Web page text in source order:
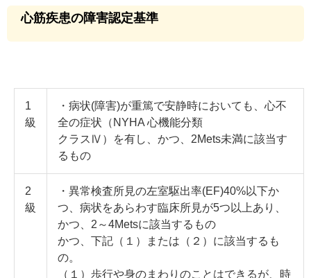
心筋疾患の障害認定基準
1
級
・病状(障害)が重篤で安静時においても、心不
全の症状（NYHA 心機能分類
クラスⅣ）を有し、かつ、2Mets未満に該当す
るもの
2
級
・異常検査所見の左室駆出率(EF)40%以下か
つ、病状をあらわす臨床所見が5つ以上あり、
かつ、2～4Metsに該当するもの
かつ、下記（１）または（２）に該当するも
の。
（１）歩行や身のまわりのことはできるが、時